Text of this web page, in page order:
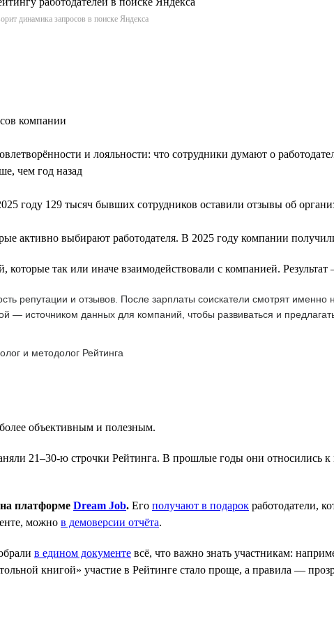
динамика запросов в поиске Яндекса
компании
и лояльности: что сотрудники думают о
чем год назад
году 129 тысяч бывших сотрудников оставили отзывы об
активно выбирают работодателя. В 2025 году компании
которые так или иначе взаимодействовали с компанией.
репутации и отзывов. После зарплаты соискатели смотрят
— источником данных для компаний, чтобы развиваться и
и методолог Рейтинга
объективным и полезным.
21–30-ю строчки Рейтинга. В прошлые годы они относились к
платформе Dream Job. Его получают в подарок работодатели,
можно в демоверсии отчёта.
в едином документе всё, что важно знать участникам:
книгой» участие в Рейтинге стало проще, а правила —